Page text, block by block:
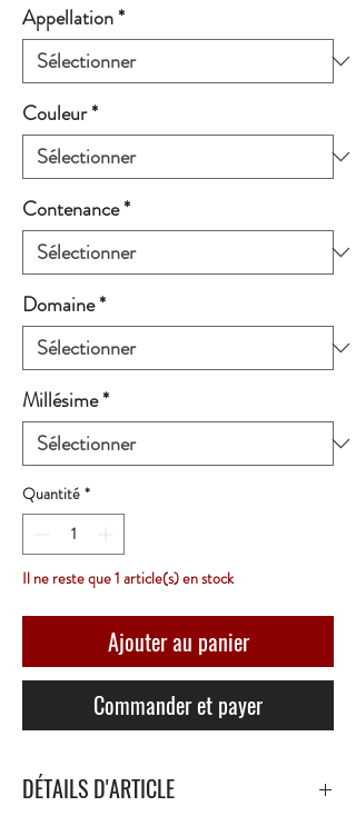
Appellation*
Couleur*
Contenance*
Domaine*
Millésime*
Quantité *
Il ne reste que 1 article(s) en stock
Ajouter au panier
Commander et payer
DÉTAILS D'ARTICLE